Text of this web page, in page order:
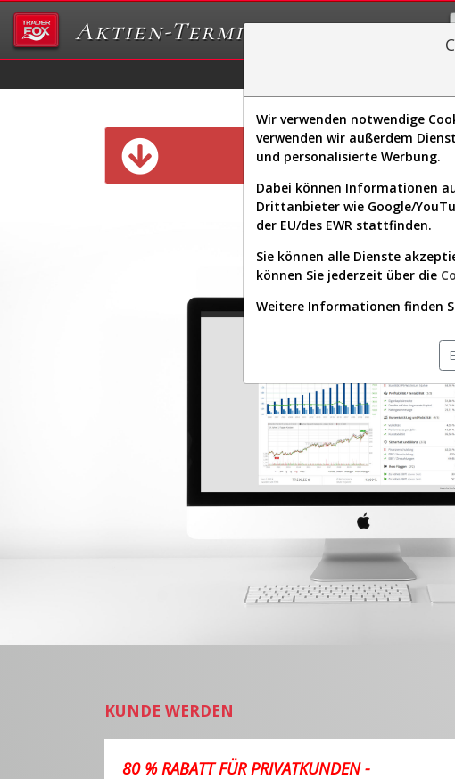
Aktien-Terminal
Diese
KUNDE WERDEN
80 % RABATT FÜR PRIVATKUNDEN -
Wir verwenden notwendige
verwenden wir außerdem
und personalisierte Werbung.
Dabei können Informationen
Drittanbieter wie Google/
der EU/des EWR stattfinden.
Sie können alle Dienste
können Sie jederzeit über die
Weitere Informationen finden